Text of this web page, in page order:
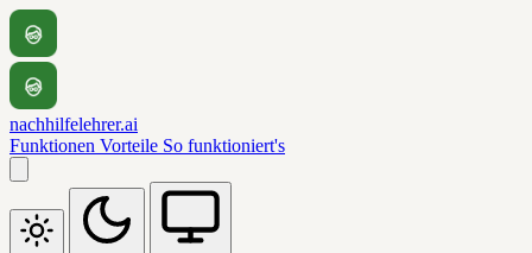
nachhilfelehrer.ai
Funktionen Vorteile So funktioniert's